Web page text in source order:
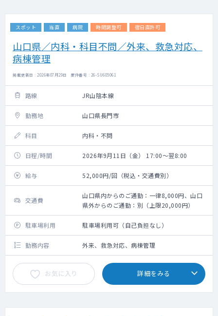
スポット 当直 病院 時間調整可 宿日直許可
山口県／内科・科目不問／外来、救急対応、
病棟管理
掲載更新日 : 2026年07月29日 案件番号 : 26-SU605061
路線 JR山陰本線
勤務地 山口県長門市
科目 内科・不問
日程/時間 2026年9月11日（金） 17:00～翌8:00
給与 52,000円/回（税込・交通費別）
交通費
山口県内からのご通勤：一律8,000円、山口
県外からのご通勤：別（上限20,000円）
駐車場利用 駐車場利用可（自己負担なし）
勤務内容 外来、救急対応、病棟管理
お気に入り 詳細をみる